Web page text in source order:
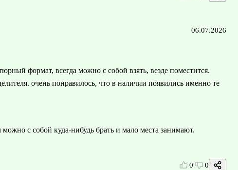
06.07.2026
формат, всегда можно с собой взять, везде поместится.
очень понравилось, что в наличии появились именно те
с собой куда-нибудь брать и мало места занимают.
0 0